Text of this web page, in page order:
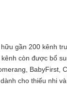
gần 200 kênh
còn được bổ
cho thiếu nhi và